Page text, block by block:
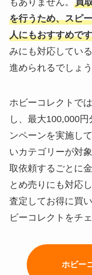
もありません。 買
を行うため、スピ
人にもおすすめで
みにも対応してい
進められるでしょう
ホビーコレクトで
し、最大100,000
ンペーンを実施し
いカテゴリーが対
取依頼するごとに
とめ売りにも対応
査定してお得に買
ビーコレクトをチ
ホビー